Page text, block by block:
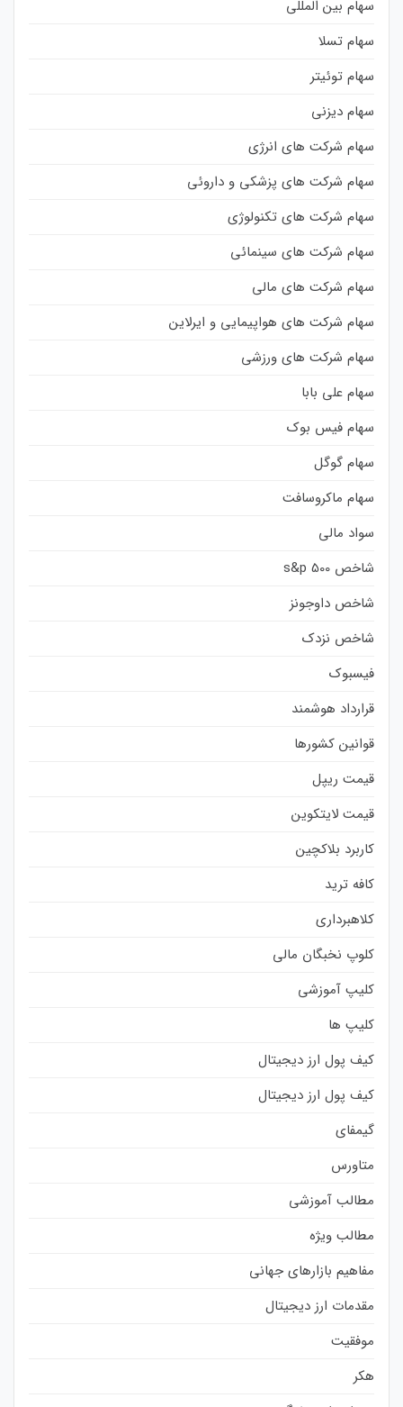
سهام بین المللی
سهام تسلا
سهام توئیتر
سهام دیزنی
سهام شرکت های انرژی
سهام شرکت های پزشکی و داروئی
سهام شرکت های تکنولوژی
سهام شرکت های سینمائی
سهام شرکت های مالی
سهام شرکت های هواپیمایی و ایرلاین
سهام شرکت های ورزشی
سهام علی بابا
سهام فیس بوک
سهام گوگل
سهام ماکروسافت
سواد مالی
شاخص s&p 500
شاخص داوجونز
شاخص نزدک
فیسبوک
قرارداد هوشمند
قوانین کشورها
قیمت ریپل
قیمت لایتکوین
کاربرد بلاکچین
کافه ترید
کلاهبرداری
کلوپ نخبگان مالی
کلیپ آموزشی
کلیپ ها
کیف پول ارز دیجیتال
کیف پول ارز دیجیتال
گیمفای
متاورس
مطالب آموزشی
مطالب ویژه
مفاهیم بازارهای جهانی
مقدمات ارز دیجیتال
موفقیت
هکر